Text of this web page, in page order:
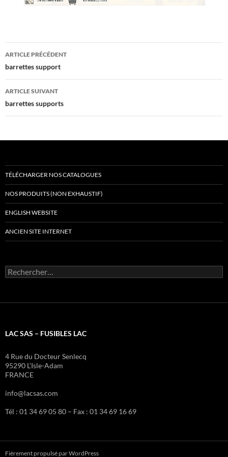
Navigation
des
articles
ARTICLE PRÉCÉDENT
barrettes support
ARTICLE SUIVANT
barrettes supports
TÉLÉCHARGER NOS CATALOGUES
NOS PRODUITS (NON EXHAUSTIF)
ENGLISH WEBSITE
ANCIEN SITE INTERNET
Rechercher :
LAC SAS – FUSIBLES LAC
4 Rue du Docteur Senlecq
95290 L’Isle-Adam
FRANCE
info@lacsas.com
Tél : 01 34 69 05 80 – Fax : 01 34 69 16 69
Fièrement propulsé par WordPress